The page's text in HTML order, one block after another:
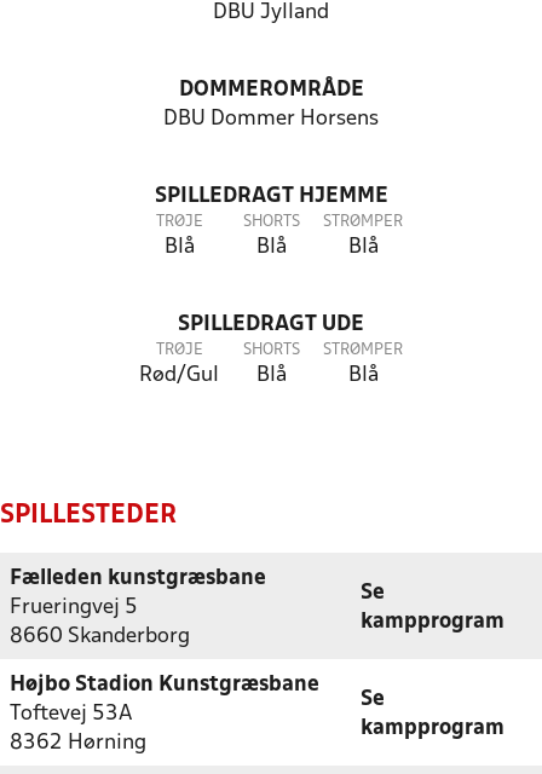
DBU Jylland
DOMMEROMRÅDE
DBU Dommer Horsens
SPILLEDRAGT HJEMME
TRØJE
Blå
SHORTS
Blå
STRØMPER
Blå
SPILLEDRAGT UDE
TRØJE
Rød/Gul
SHORTS
Blå
STRØMPER
Blå
SPILLESTEDER
Fælleden kunstgræsbane
Frueringvej 5
8660 Skanderborg
Se
kampprogram
Højbo Stadion Kunstgræsbane
Toftevej 53A
8362 Hørning
Se
kampprogram